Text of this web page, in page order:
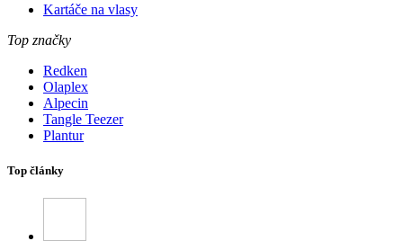
Kartáče na vlasy
Top značky
Redken
Olaplex
Alpecin
Tangle Teezer
Plantur
Top články